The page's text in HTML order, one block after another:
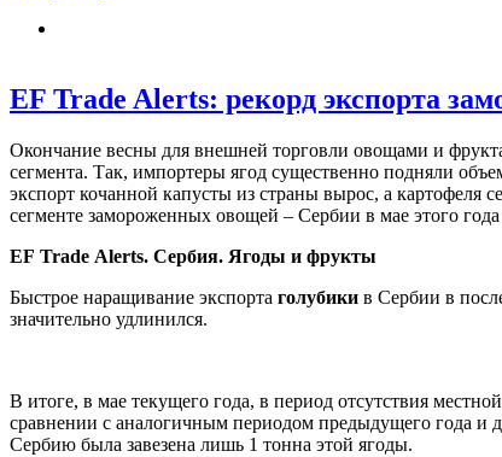
EF Trade Alerts: рекорд экспорта
Окончание весны для внешней торговли овощами и
сегмента. Так, импортеры ягод существенно подняли
экспорт кочанной капусты из страны вырос, а картофеля
сегменте замороженных овощей – Сербии в мае этого
EF Trade Alerts. Сербия. Ягоды и фрукты
Быстрое наращивание экспорта голубики в Сербии в
значительно удлинился.
В итоге, в мае текущего года, в период отсутствия
сравнении с аналогичным периодом предыдущего года и
Сербию была завезена лишь 1 тонна этой ягоды.